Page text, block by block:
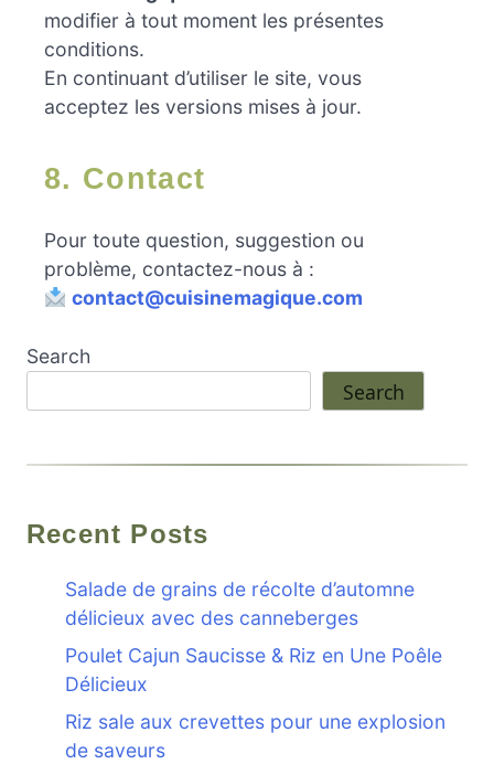
modifier à tout moment les présentes
conditions.
En continuant d’utiliser le site, vous
acceptez les versions mises à jour.
8. Contact
Pour toute question, suggestion ou
problème, contactez-nous à :
contact@cuisinemagique.com
Search
Search
Recent Posts
Salade de grains de récolte d’automne
délicieux avec des canneberges
Poulet Cajun Saucisse & Riz en Une Poêle
Délicieux
Riz sale aux crevettes pour une explosion
de saveurs